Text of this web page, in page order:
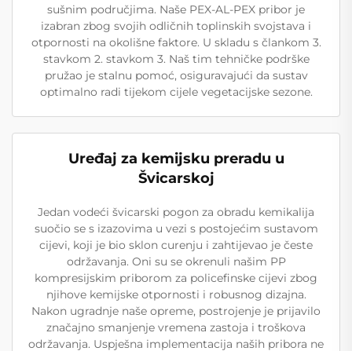
sušnim područjima. Naše PEX-AL-PEX pribor je
izabran zbog svojih odličnih toplinskih svojstava i
otpornosti na okolišne faktore. U skladu s člankom 3.
stavkom 2. stavkom 3. Naš tim tehničke podrške
pružao je stalnu pomoć, osiguravajući da sustav
optimalno radi tijekom cijele vegetacijske sezone.
Uređaj za kemijsku preradu u
Švicarskoj
Jedan vodeći švicarski pogon za obradu kemikalija
suočio se s izazovima u vezi s postojećim sustavom
cijevi, koji je bio sklon curenju i zahtijevao je česte
održavanja. Oni su se okrenuli našim PP
kompresijskim priborom za policefinske cijevi zbog
njihove kemijske otpornosti i robusnog dizajna.
Nakon ugradnje naše opreme, postrojenje je prijavilo
značajno smanjenje vremena zastoja i troškova
održavanja. Uspješna implementacija naših pribora ne